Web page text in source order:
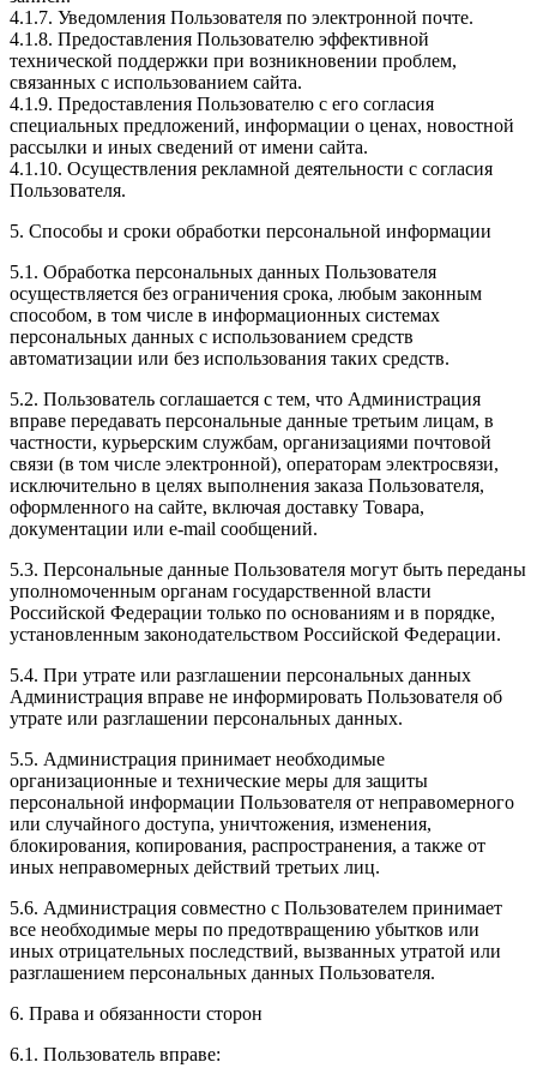
4.1.7. Уведомления Пользователя по электронной почте.
4.1.8. Предоставления Пользователю эффективной
технической поддержки при возникновении проблем,
связанных с использованием сайта.
4.1.9. Предоставления Пользователю с его согласия
специальных предложений, информации о ценах, новостной
рассылки и иных сведений от имени сайта.
4.1.10. Осуществления рекламной деятельности с согласия
Пользователя.
5. Способы и сроки обработки персональной информации
5.1. Обработка персональных данных Пользователя
осуществляется без ограничения срока, любым законным
способом, в том числе в информационных системах
персональных данных с использованием средств
автоматизации или без использования таких средств.
5.2. Пользователь соглашается с тем, что Администрация
вправе передавать персональные данные третьим лицам, в
частности, курьерским службам, организациями почтовой
связи (в том числе электронной), операторам электросвязи,
исключительно в целях выполнения заказа Пользователя,
оформленного на сайте, включая доставку Товара,
документации или e-mail сообщений.
5.3. Персональные данные Пользователя могут быть переданы
уполномоченным органам государственной власти
Российской Федерации только по основаниям и в порядке,
установленным законодательством Российской Федерации.
5.4. При утрате или разглашении персональных данных
Администрация вправе не информировать Пользователя об
утрате или разглашении персональных данных.
5.5. Администрация принимает необходимые
организационные и технические меры для защиты
персональной информации Пользователя от неправомерного
или случайного доступа, уничтожения, изменения,
блокирования, копирования, распространения, а также от
иных неправомерных действий третьих лиц.
5.6. Администрация совместно с Пользователем принимает
все необходимые меры по предотвращению убытков или
иных отрицательных последствий, вызванных утратой или
разглашением персональных данных Пользователя.
6. Права и обязанности сторон
6.1. Пользователь вправе: